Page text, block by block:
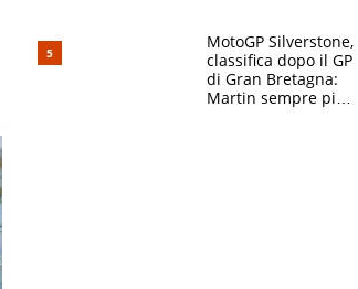
c’è”
MotoGP Silverstone,
classifica dopo il GP
di Gran Bretagna:
Martin sempre più